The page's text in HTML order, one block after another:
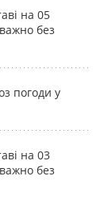
на 05
без
погоди у
на 03
без